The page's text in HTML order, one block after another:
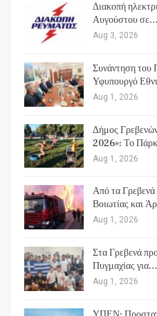
Διακοπή
Αυγούστου σε…
Aug 3, 2026
Συνάντηση του
Υφυπουργό
Aug 1, 2026
Δήμος
2026»: Το
Aug 1, 2026
Από τα Γρεβενά
Βοιωτίας και
Aug 1, 2026
Στα Γρεβενά
Πυγμαχίας για…
Aug 1, 2026